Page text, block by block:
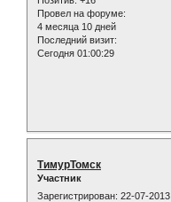
Провел на форуме:
4 месяца 10 дней
Последний визит:
Сегодня 01:00:29
ТимурТомск
Участник
Зарегистрирован: 22-07-2013